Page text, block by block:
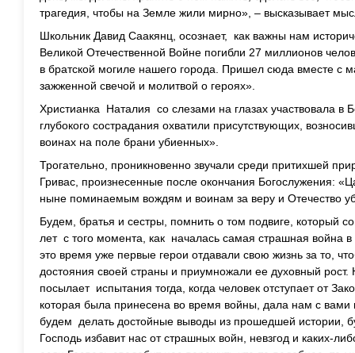
трагедия, чтобы на Земле жили мирно», – высказывает
Школьник Давид Саакянц, осознает, как важны нам
Великой Отечественной Войне погибли 27 миллионов
в братской могиле нашего города. Пришел сюда вместе с
зажженной свечой и молитвой о героях».
Христианка Наталия со слезами на глазах участвовала в
глубокого сострадания охватили присутствующих,
воинах на поле брани убиенных».
Трогательно, проникновенно звучали среди притихшей
Гривас, произнесенные после окончания Богослужения:
ныне поминаемым вождям и воинам за веру и Отечество
Будем, братья и сестры, помнить о том подвиге, который
лет с того момента, как началась самая страшная война
это время уже первые герои отдавали свою жизнь за то,
достояния своей страны и приумножали ее духовный рост.
посылает испытания тогда, когда человек отступает от
которая была принесена во время войны, дала нам с вами
будем делать достойные выводы из прошедшей истории,
Господь избавит нас от страшных войн, невзгод и каких-